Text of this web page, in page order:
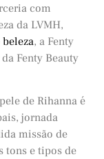
com
da LVMH,
beleza, a Fenty
Fenty Beauty
de Rihanna é
jornada
missão de
tons e tipos de